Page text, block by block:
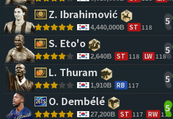
Z. Ibrahimović
4,440,000B ST 118
5
S. Eto'o
2,640B ST 118 LW 118
5
L. Thuram
1,910B RB 117
5
O. Dembélé
27,200B ST 117 RW 117
5